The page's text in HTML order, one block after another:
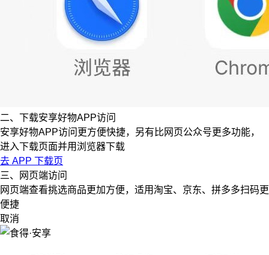
二、下载安享好物APP访问
安享好物APP访问更方便快捷，另有比网页公众号更多功能，
进入下载页面并用浏览器下载
去 APP 下载页
三、网页端访问
网页端查看挑选商品更加方便，适用淘宝、京东、拼多多扫码更
便捷
取消